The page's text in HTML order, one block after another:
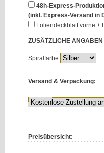
48h-Express-
(inkl. Express-Versand in
Foliendeckblatt vorne +
ZUSÄTZLICHE ANGABEN
Spiralfarbe
Versand & Verpackung:
Preisübersicht: